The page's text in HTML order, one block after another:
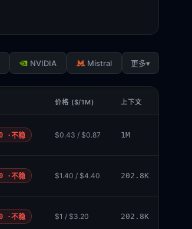
NVIDIA Mistral 更多▾
价格 ($/1M) 上下文
·不稳 $0.43 / $0.87 1M
·不稳 $1.40 / $4.40 202.8K
·不稳 $1 / $3.20 202.8K